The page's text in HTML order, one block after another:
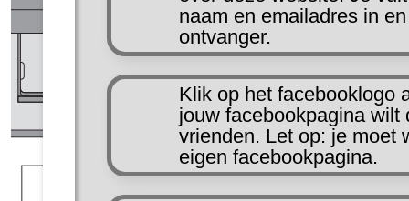
naam en emailadres in
ontvanger.
Klik op het facebooklogo
jouw facebookpagina wilt
vrienden. Let op: je moet
eigen facebookpagina.